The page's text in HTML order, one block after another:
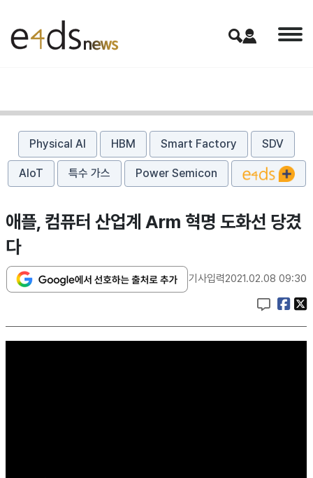
Physical AI HBM Smart Factory SDV
AIoT 특수 가스 Power Semicon
애플, 컴퓨터 산업계 Arm 혁명 도화선 당겼
다
기사입력2021.02.08 09:30